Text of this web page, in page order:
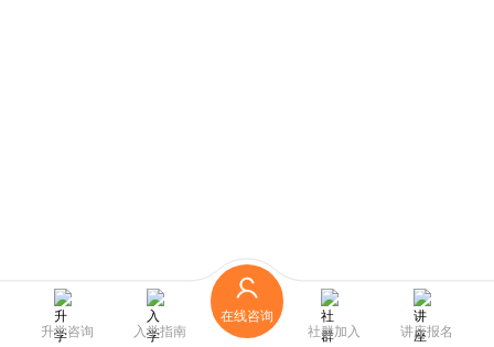
升学咨询 入学指南
在线咨询
社群加入
讲座报名